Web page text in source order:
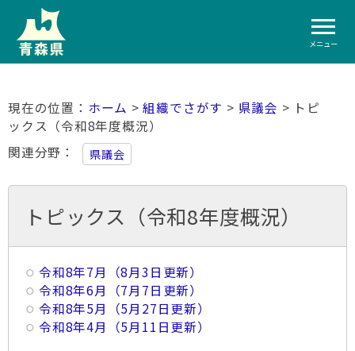
メニュー
ホーム >組織でさがす > 県議会 > トピ
ックス（令和8年度概況）
関連分野
県議会
トピックス（令和8年度概況）
令和8年7月（8月3日更新）
令和8年6月（7月7日更新）
令和8年5月（5月27日更新）
令和8年4月（5月11日更新）